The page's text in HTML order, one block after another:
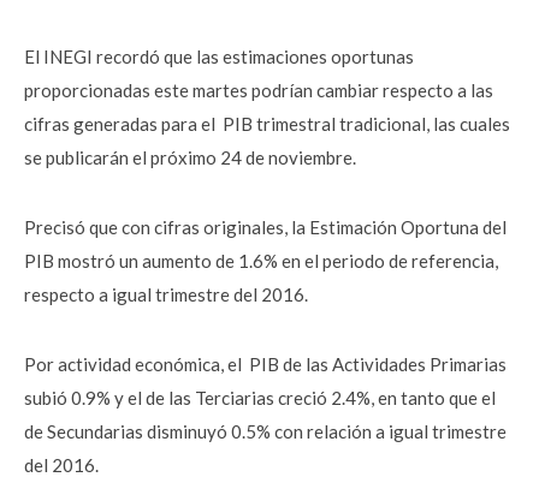
El INEGI recordó que las estimaciones oportunas
proporcionadas este martes podrían cambiar respecto a las
cifras generadas para el PIB trimestral tradicional, las cuales
se publicarán el próximo 24 de noviembre.
Precisó que con cifras originales, la Estimación Oportuna del
PIB mostró un aumento de 1.6% en el periodo de referencia,
respecto a igual trimestre del 2016.
Por actividad económica, el PIB de las Actividades Primarias
subió 0.9% y el de las Terciarias creció 2.4%, en tanto que el
de Secundarias disminuyó 0.5% con relación a igual trimestre
del 2016.